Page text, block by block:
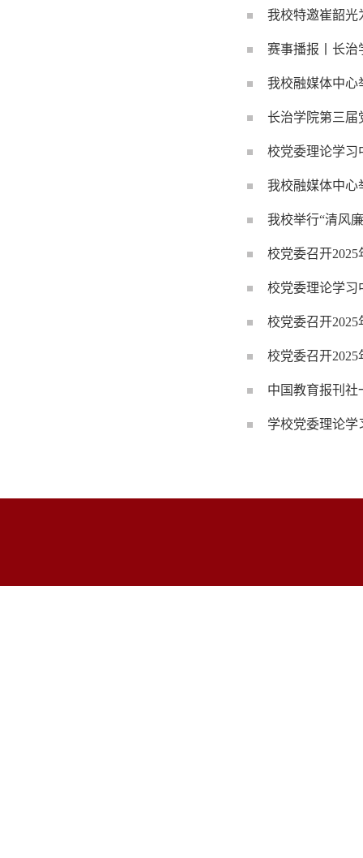
我校特邀崔韶光
赛事播报丨长治
我校融媒体中心
长治学院第三届
校党委理论学习
我校融媒体中心
我校举行“清风
校党委召开
校党委理论学习
校党委召开
校党委召开
中国教育报刊社
学校党委理论学